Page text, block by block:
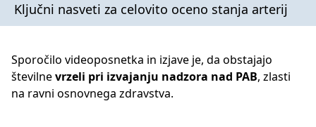
Ključni nasveti za celovito oceno stanja arterij
Sporočilo videoposnetka in izjave je, da obstajajo
številnevrzeli pri izvajanju nadzora nad PAB, zlasti
na ravni osnovnega zdravstva.